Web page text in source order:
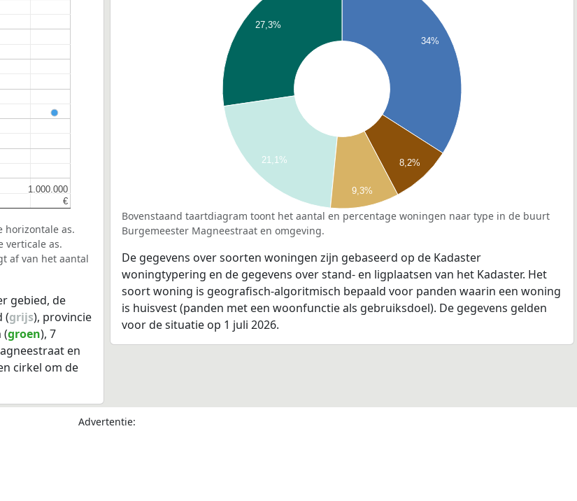
€
€
1.000.000
1.000.000
horizontale as.
verticale as.
af van het aantal
gebied, de
(grijs), provincie
(groen), 7
en
cirkel om de
34%
8,2%
27,3%
21,1%
9,3%
Bovenstaand taartdiagram toont het aantal en percentage woningen naar type in de buurt
Burgemeester Magneestraat en omgeving.
De gegevens over soorten woningen zijn gebaseerd op de Kadaster
woningtypering en de gegevens over stand- en ligplaatsen van het Kadaster. Het
soort woning is geografisch-algoritmisch bepaald voor panden waarin een woning
is huisvest (panden met een woonfunctie als gebruiksdoel). De gegevens gelden
voor de situatie op 1 juli 2026.
Advertentie: